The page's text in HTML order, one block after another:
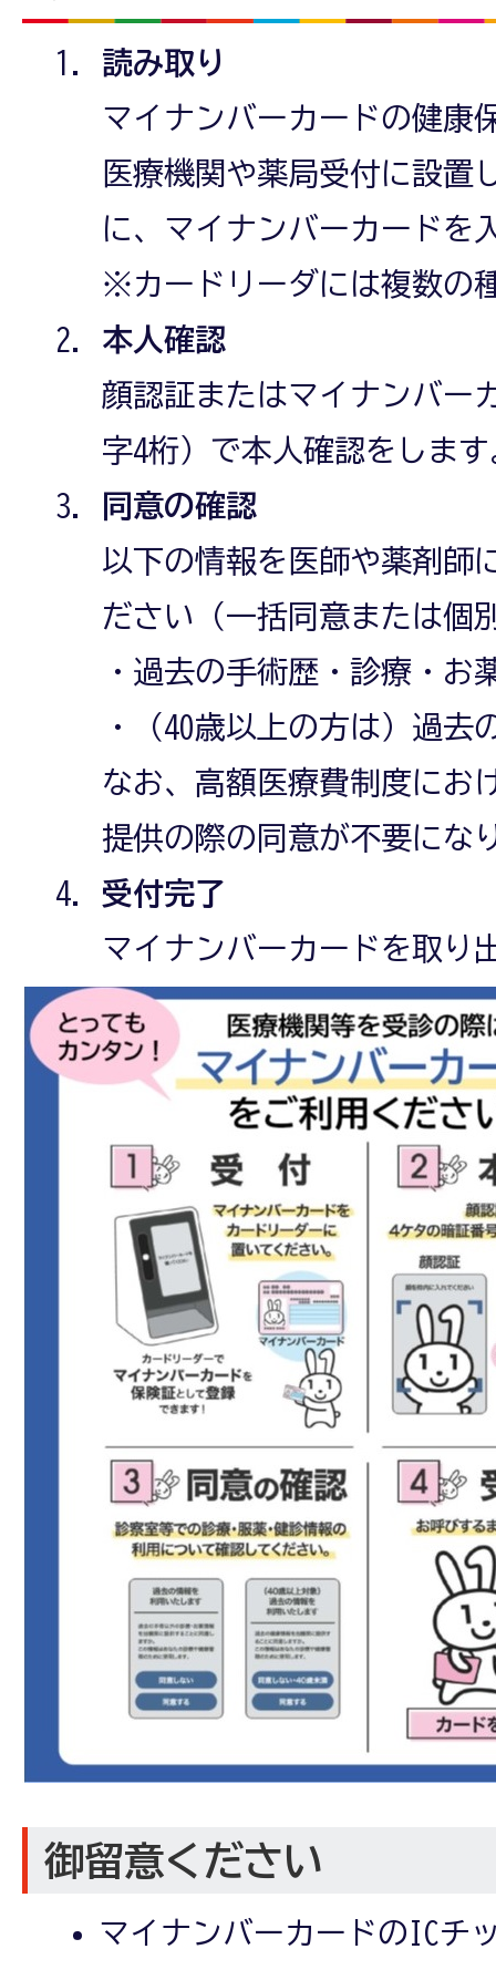
読み取り
マイナンバーカードの健康
医療機関や薬局受付に設置
に、マイナンバーカードを
※カードリーダには複数の
本人確認
顔認証またはマイナンバー
字4桁）で本人確認をします
同意の確認
以下の情報を医師や薬剤師
ださい（一括同意または個
・過去の手術歴・診療・お
・（40歳以上の方は）過去
なお、高額医療費制度にお
提供の際の同意が不要にな
受付完了
マイナンバーカードを取り
御留意ください
マイナンバーカードのICチ